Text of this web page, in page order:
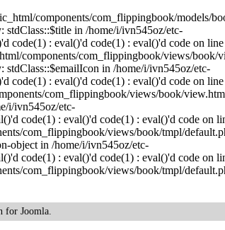
components/com_flippingbook/models/
in /home/i/ivn545oz/etc-
code(1) : eval()'d code(1) : eval()'d code on
components/com_flippingbook/views/book/
in /home/i/ivn545oz/etc-
code(1) : eval()'d code(1) : eval()'d code on
com_flippingbook/views/book/
i/ivn545oz/etc-
code(1) : eval()'d code(1) : eval()'d code on
com_flippingbook/views/book/tmpl/
object in /home/i/ivn545oz/etc-
code(1) : eval()'d code(1) : eval()'d code on
com_flippingbook/views/book/tmpl/
for Joomla.